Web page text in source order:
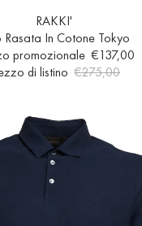
RAKKI'
Rasata In Cotone Tokyo
promozionale €137,00
di listino €275,00